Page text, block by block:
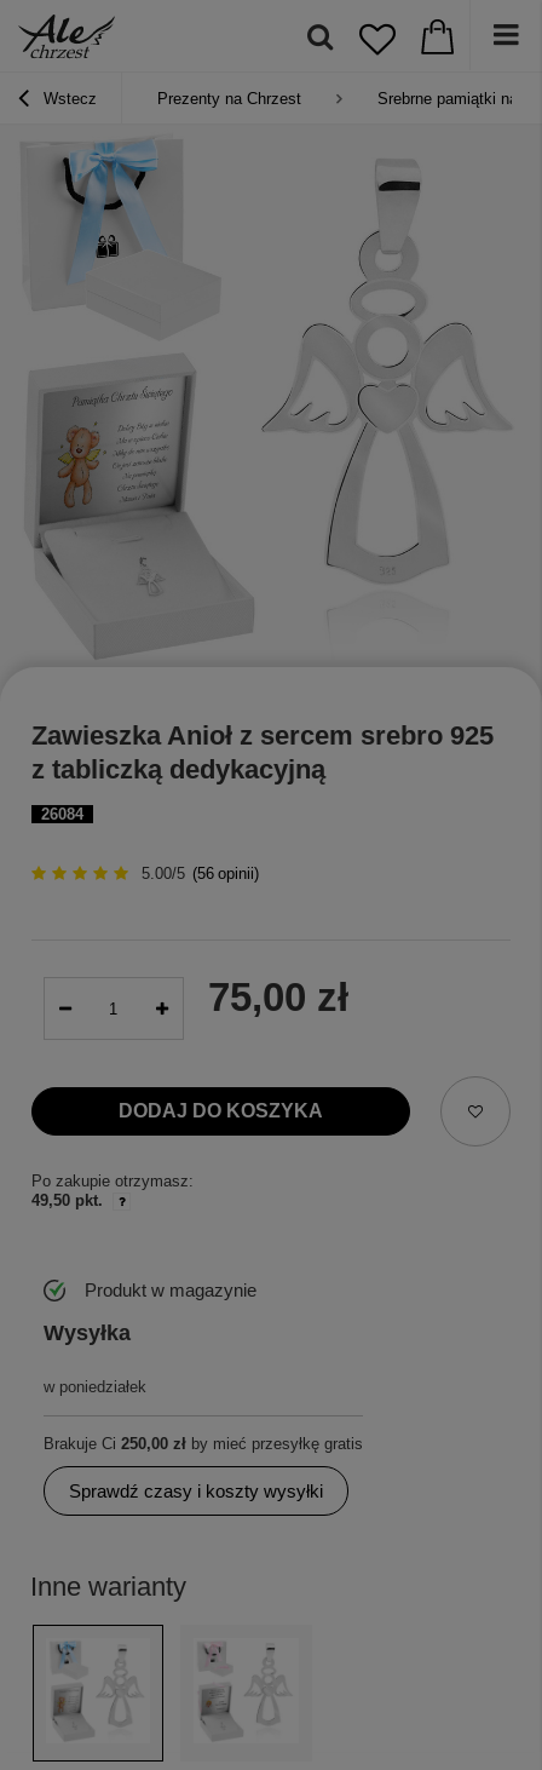
Wstecz Prezenty na Chrzest Srebrne pamiątki na
26084
Zawieszka Anioł z sercem srebro 925
z tabliczką dedykacyjną
5.00/5 (56 opinii)
75,00 zł
DODAJ DO KOSZYKA
Po zakupie otrzymasz:
49,50 pkt.
Produkt w magazynie
Wysyłka
w poniedziałek
Brakuje Ci 250,00 zł by mieć przesyłkę gratis
Sprawdź czasy i koszty wysyłki
Inne warianty